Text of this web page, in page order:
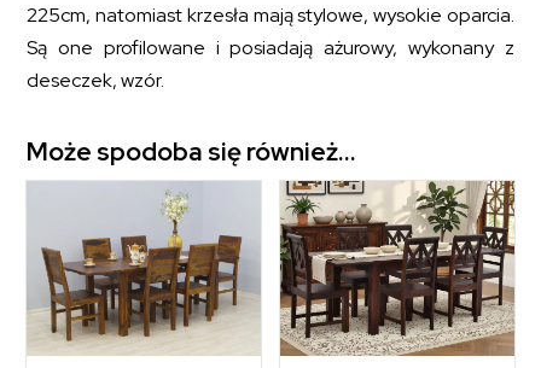
225cm, natomiast krzesła mają stylowe, wysokie oparcia.
Są one profilowane i posiadają ażurowy, wykonany z
deseczek, wzór.
Może spodoba się również…